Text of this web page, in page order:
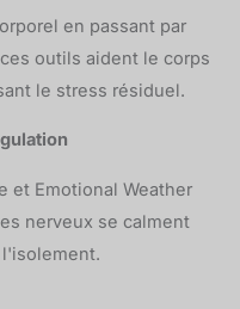
en passant par
outils aident le corps
le stress résiduel.
et Emotional Weather
nerveux se calment